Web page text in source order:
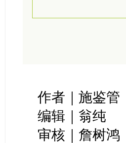
作者｜施鉴管
编辑｜翁纯
审核｜詹树鸿